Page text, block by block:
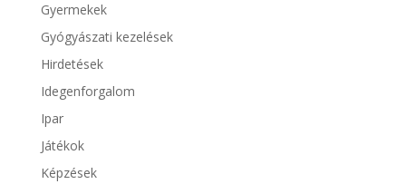
Gyermekek
Gyógyászati kezelések
Hirdetések
Idegenforgalom
Ipar
Játékok
Képzések